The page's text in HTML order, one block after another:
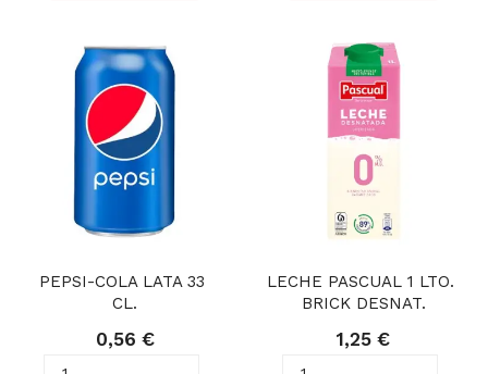
PEPSI-COLA LATA 33
CL.
0,56 €
LECHE PASCUAL 1 LTO.
BRICK DESNAT.
1,25 €